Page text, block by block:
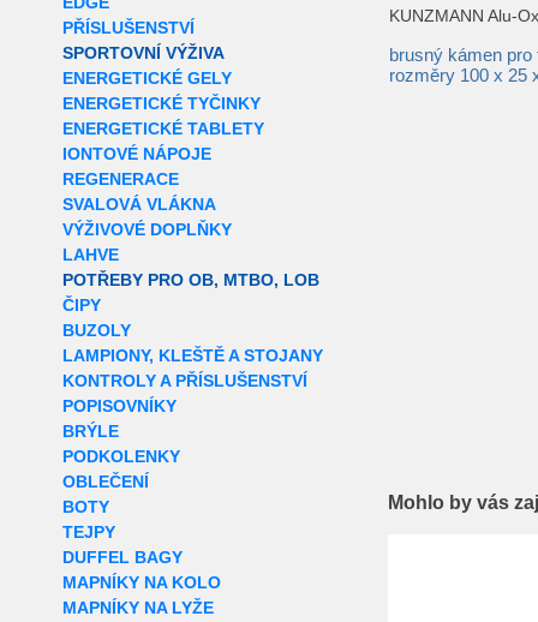
PŘÍSLUŠENSTVÍ
SPORTOVNÍ VÝŽIVA
ENERGETICKÉ GELY
ENERGETICKÉ TYČINKY
ENERGETICKÉ TABLETY
IONTOVÉ NÁPOJE
REGENERACE
SVALOVÁ VLÁKNA
VÝŽIVOVÉ DOPLŇKY
LAHVE
POTŘEBY PRO OB, MTBO, LOB
ČIPY
BUZOLY
LAMPIONY, KLEŠTĚ A STOJANY
KONTROLY A PŘÍSLUŠENSTVÍ
POPISOVNÍKY
BRÝLE
PODKOLENKY
OBLEČENÍ
BOTY
TEJPY
DUFFEL BAGY
MAPNÍKY NA KOLO
MAPNÍKY NA LYŽE
KUNZMANN Alu-
brusný kámen
rozměry 100 x 25
Mohlo by vás